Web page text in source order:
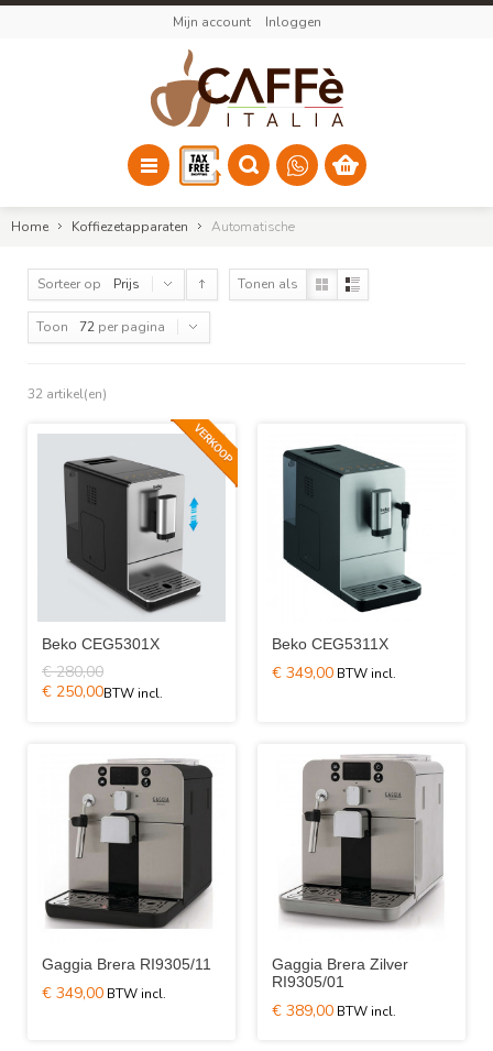
Mijn account Inloggen
Home Koffiezetapparaten Automatische
Sorteer op Prijs Tonen als
Toon 72 per pagina
32 artikel(en)
Beko CEG5301X
€ 280,00
€ 250,00
Beko CEG5311X
€ 349,00
Gaggia Brera RI9305/11
€ 349,00
Gaggia Brera Zilver
RI9305/01
€ 389,00